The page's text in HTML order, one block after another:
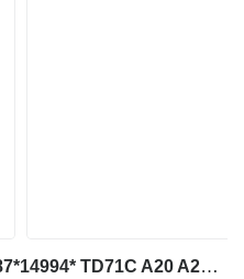
Moteur Volvo D71 TD71C*287*14994* TD71C A20 A25 A30 Engine Motor TD71 pour tombereau articulé Volvo